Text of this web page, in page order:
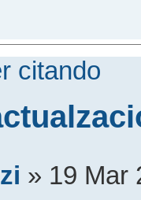
citando
» 19 Mar